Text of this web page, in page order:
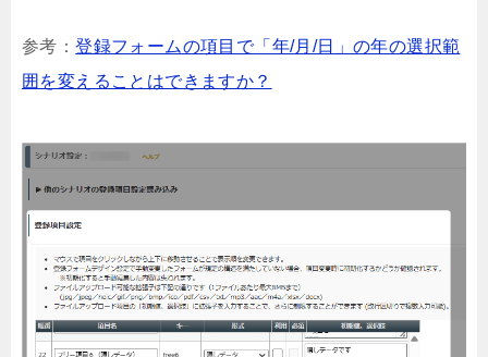
参考：登録フォームの項目で「年/月/日」の年の選択範
囲を変えることはできますか？